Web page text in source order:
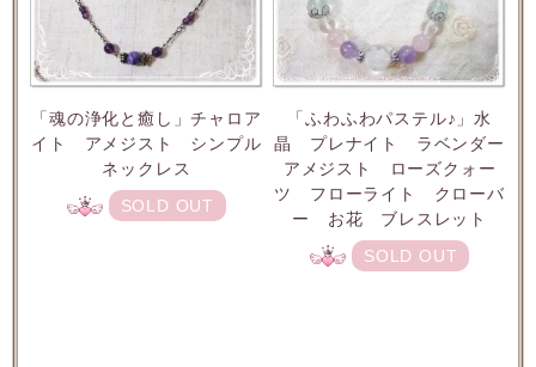
「魂の浄化と癒し」チャロア
イト アメジスト シンプル
ネックレス
SOLD OUT
「ふわふわパステル♪」水
晶 プレナイト ラベンダー
アメジスト ローズクォー
ツ フローライト クローバ
ー お花 ブレスレット
SOLD OUT